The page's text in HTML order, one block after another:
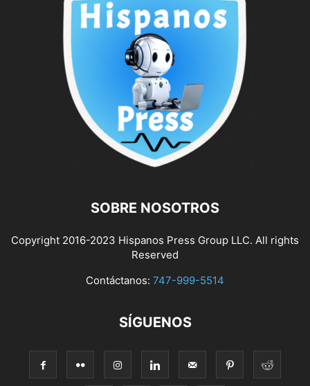
SOBRE NOSOTROS
Copyright 2016-2023 Hispanos Press Group LLC. All rights
Reserved
Contáctanos: 747-999-5514
SÍGUENOS